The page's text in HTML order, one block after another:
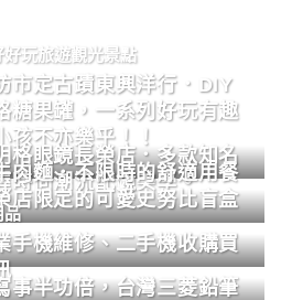
好玩旅遊觀光景點
市定古蹟東興洋行．DIY
糖果罐，一系列好玩有趣
孩不亦樂乎！！
格眼鏡長榮店．多款知名
時尚潮流配鏡美學。
肉麵．不限時的舒適用餐
店限定的可愛史努比盲盒
品
手機維修、二手機收購買
事半功倍，台灣三菱鉛筆